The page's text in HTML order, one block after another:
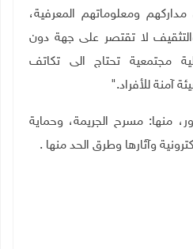
ومعلوماتهم المعرفية،
لا تقتصر على جهة دون
مجتمعية تحتاج الى تكاتف
آمنة للأفراد".
منها: مسرح الجريمة، وحماية
وآثارها وطرق الحد منها .